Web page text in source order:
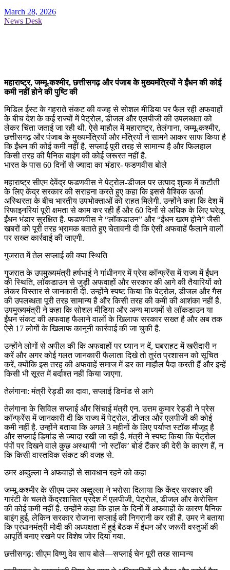
March 28, 2026
News Desk
महाराष्ट्र, जम्मू‑कश्मीर, छत्तीसगढ़ और पंजाब के मुख्यमंत्रियों ने ईंधन की कोई
कमी नहीं होने की पुष्टि की
मिडिल ईस्ट के गहराते संकट की वजह से सोशल मीडिया पर फैल रही अफवाहों
के बीच देश के कई राज्यों में पेट्रोल, डीजल और एलपीजी की उपलब्धता को
लेकर चिंता जताई जा रही थी. ऐसे माहौल में महाराष्ट्र, तेलंगाना, जम्मू‑कश्मीर,
छत्तीसगढ़ और पंजाब के मुख्यमंत्रियों और मंत्रियों ने सामने आकर साफ किया है
कि ईंधन की कोई कमी नहीं है, सप्लाई पूरी तरह से सामान्य है और फिलहाल
किसी तरह की पैनिक बाइंग की कोई जरूरत नहीं है.
भारत के पास 60 दिनों से ज्यादा का भंडार- फडणवीस बोले
महाराष्ट्र सीएम देवेंद्र फडणवीस ने पेट्रोल‑डीजल पर उत्पाद शुल्क में कटौती
के लिए केंद्र सरकार की सराहना करते हुए कहा कि इससे वैश्विक ऊर्जा
अस्थिरता के बीच भारतीय उपभोक्ताओं को राहत मिलेगी. उन्होंने कहा कि देश में
रिफाइनरियां पूरी क्षमता से काम कर रही हैं और 60 दिनों से अधिक के लिए घरेलू
ईंधन भंडार सुरक्षित है. फडणवीस ने “लॉकडाउन” और “ईंधन खत्म होने” जैसी
खबरों को पूरी तरह भ्रामक बताते हुए चेतावनी दी कि ऐसी अफवाहें फैलाने वालों
पर सख्त कार्रवाई की जाएगी.
गुजरात में तेल सप्लाई की क्या स्थिति
गुजरात के उपमुख्यमंत्री हर्षभाई ने गांधीनगर में प्रेस कॉन्फ्रेंस में राज्य में ईंधन
की स्थिति, लॉकडाउन से जुड़ी अफवाहों और सरकार की आगे की तैयारियों को
लेकर विस्तार से जानकारी दी. उन्होंने स्पष्ट किया कि पेट्रोल, डीजल और गैस
की उपलब्धता पूरी तरह सामान्य है और किसी तरह की कमी की आशंका नहीं है.
उपमुख्यमंत्री ने कहा कि सोशल मीडिया और अन्य माध्यमों से लॉकडाउन या
ईंधन संकट की अफवाह फैलाने वालों के खिलाफ सरकार सख्त है और अब तक
ऐसे 17 लोगों के खिलाफ कानूनी कार्रवाई की जा चुकी है.
उन्होंने लोगों से अपील की कि अफवाहों पर ध्यान न दें, घबराहट में खरीदारी न
करें और अगर कोई गलत जानकारी फैलाता दिखे तो तुरंत प्रशासन को सूचित
करें, क्योंकि इस तरह की अफवाहें समाज में डर का माहौल पैदा करती हैं और इन्हें
किसी भी सूरत में बर्दाश्त नहीं किया जाएगा.
तेलंगाना: मंत्री रेड्डी का दावा, सप्लाई डिमांड से आगे
तेलंगाना के सिविल सप्लाई और सिंचाई मंत्री एन. उत्तम कुमार रेड्डी ने प्रेस
कॉन्फ्रेंस में जानकारी दी कि राज्य में पेट्रोल, डीजल और एलपीजी की कोई
कमी नहीं है. उन्होंने बताया कि अगले 3 महीनों के लिए पर्याप्त स्टॉक मौजूद है
और सप्लाई डिमांड से ज्यादा रखी जा रही है. मंत्री ने स्पष्ट किया कि पेट्रोल
पंपों पर दिखने वाले कुछ अस्थायी ‘नो स्टॉक’ बोर्ड टैंकर की देरी के कारण हैं, न
कि किसी वास्तविक संकट की वजह से.
उमर अब्दुल्ला ने अफवाहों से सावधान रहने को कहा
जम्मू‑कश्मीर के सीएम उमर अब्दुल्ला ने भरोसा दिलाया कि केंद्र सरकार की
गारंटी के चलते केंद्रशासित प्रदेश में एलपीजी, पेट्रोल, डीजल और केरोसिन
की कोई कमी नहीं है. उन्होंने कहा कि हाल के दिनों में अफवाहों के कारण पैनिक
बाइंग हुई, लेकिन सरकार रोजाना सप्लाई की निगरानी कर रही है. उमर ने बताया
कि प्रधानमंत्री मोदी की अध्यक्षता में हुई बैठक में ईंधन और जरूरी वस्तुओं की
आपूर्ति बनाए रखने पर विशेष जोर दिया गया.
छत्तीसगढ़: सीएम विष्णु देव साय बोले—सप्लाई चेन पूरी तरह सामान्य